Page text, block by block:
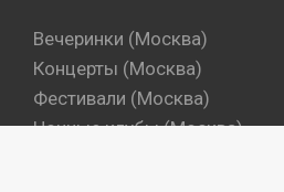
Вечеринки (Москва)
Концерты (Москва)
Фестивали (Москва)
Ночные клубы (Москва)